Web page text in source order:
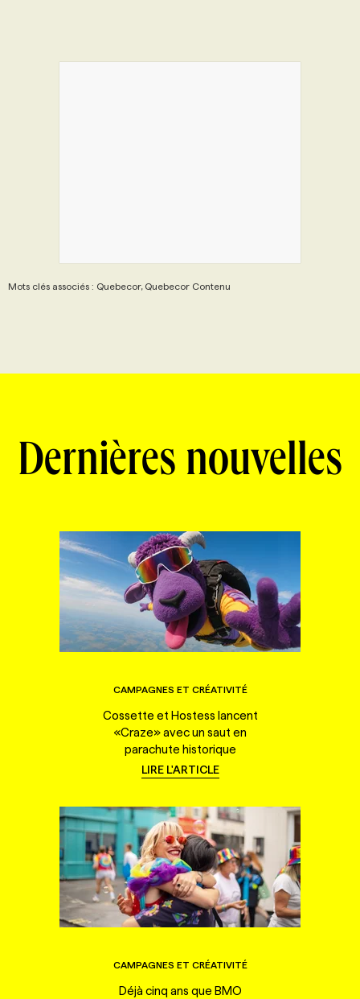
Mots clés associés : Quebecor, Quebecor Contenu
Dernières nouvelles
CAMPAGNES ET CRÉATIVITÉ
Cossette et Hostess lancent
«Craze» avec un saut en
parachute historique
LIRE L'ARTICLE
CAMPAGNES ET CRÉATIVITÉ
Déjà cinq ans que BMO